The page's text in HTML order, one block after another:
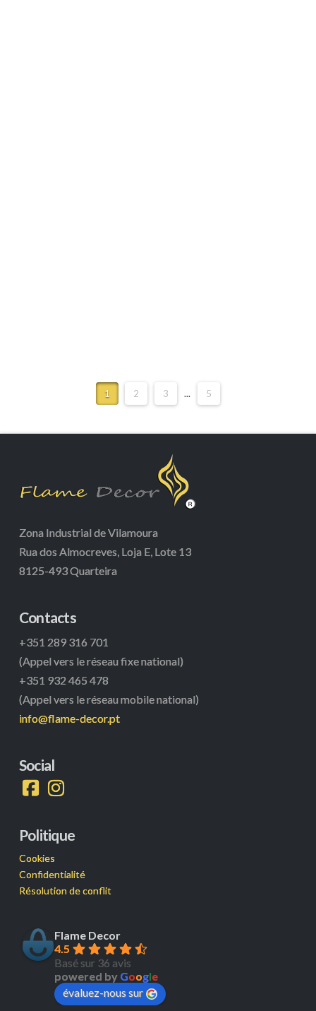
1 2 3 ... 5
Zona Industrial de Vilamoura
Rua dos Almocreves, Loja E, Lote 13
8125-493 Quarteira
Contacts
+351 289 316 701
(Appel vers le réseau fixe national)
+351 932 465 478
(Appel vers le réseau mobile national)
info@flame-decor.pt
Social
Politique
Cookies
Confidentialité
Résolution de conflit
Flame Decor
4.5
Basé sur 36 avis
powered by Google
évaluez-nous sur